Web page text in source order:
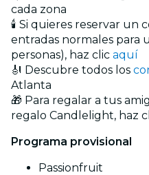
cada zona
🕯️ Si quieres reservar un
entradas normales para
personas), haz clic aquí
🎻 Descubre todos los
Atlanta
🎁 Para regalar a tus
regalo Candlelight, haz
Programa provisional
Passionfruit